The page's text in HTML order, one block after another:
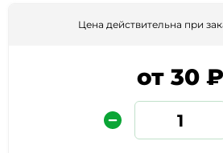
Цена действительна при
от 30 ₽